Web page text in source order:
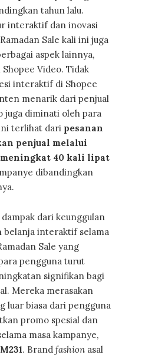
tahun lalu.
interaktif dan inovasi
Sale kali ini juga
aspek lainnya,
Shopee Video. Tidak
interaktif di Shopee
menarik dari penjual
juga diminati oleh para
terlihat dari pesanan
penjual melalui
meningkat 40 kali lipat
dibandingkan
dampak dari keunggulan
belanja interaktif selama
Sale yang
pengguna turut
signifikan bagi
Mereka merasakan
luar biasa dari pengguna
promo spesial dan
masa kampanye,
M231. Brand fashion asal